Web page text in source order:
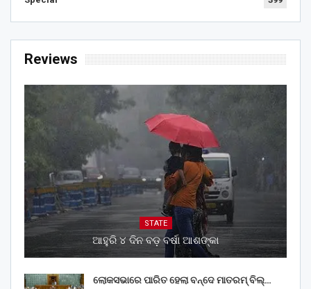
Reviews
STATE
ଆହୁରି ୪ ଦିନ ବଡ଼ ବର୍ଷା ଆଶଙ୍କା
ଲୋକସଭାରେ ପାରିତ ହେଲା ବନ୍ଦେ ମାତରମ୍‌ ବିଲ୍‌…